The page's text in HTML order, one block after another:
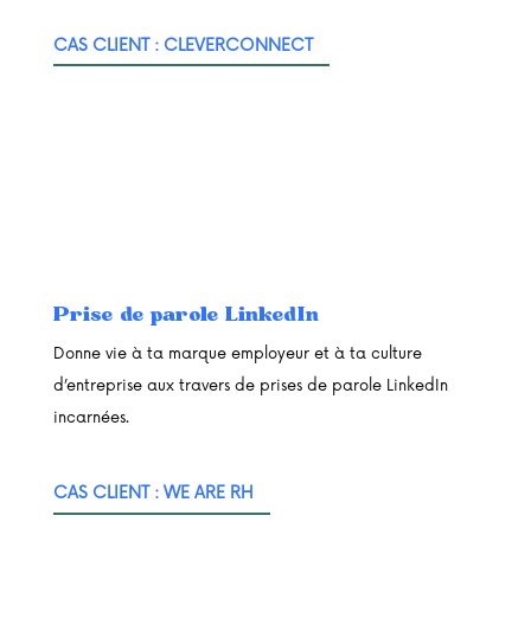
CAS CLIENT : CLEVERCONNECT
Prise de parole LinkedIn
Donne vie à ta marque employeur et à ta culture
d’entreprise aux travers de prises de parole LinkedIn
incarnées.
CAS CLIENT : WE ARE RH